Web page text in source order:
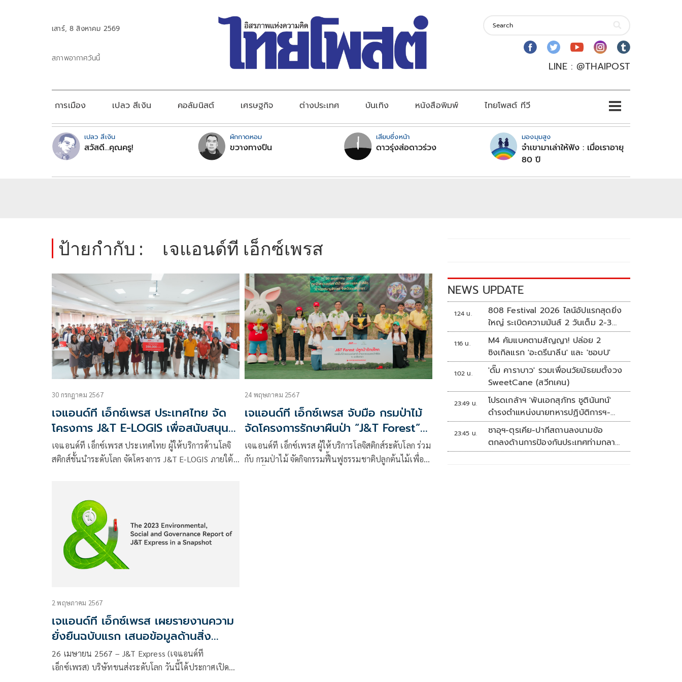
เสาร์, 8 สิงหาคม 2569
สภาพอากาศวันนี้
LINE : @THAIPOST
การเมือง เปลว สีเงิน คอลัมนิสต์ เศรษฐกิจ ต่างประเทศ บันเทิง หนังสือพิมพ์ ไทยโพสต์ ทีวี
เปลว สีเงิน
สวัสดี...คุณครู!
ผักกาดหอม
ขวางทางปืน
เสียบซึ่งหน้า
ดาวรุ่งส่อดาวร่วง
มองมุมสูง
จำเขามาเล่าให้ฟัง : เมื่อเราอายุ
80 ปี
ป้ายกำกับ : เจแอนด์ที เอ็กซ์เพรส
30 กรกฎาคม 2567
เจแอนด์ที เอ็กซ์เพรส ประเทศไทย จัด
โครงการ J&T E-LOGIS เพื่อสนับสนุน
ทุนศึกษาแก่นักศึกษาเรียนดี
เจแอนด์ที เอ็กซ์เพรส ประเทศไทย ผู้ให้บริการด้านโลจิ
สติกส์ชั้นนำระดับโลก จัดโครงการ J&T E-LOGIS ภายใต้
24 พฤษภาคม 2567
เจแอนด์ที เอ็กซ์เพรส จับมือ กรมป่าไม้
จัดโครงการรักษาผืนป่า “J&T Forest”
สร้างการตระหนักถึงความสำคัญของการ
ดูแลสิ่งแวดล้อม
เจแอนด์ที เอ็กซ์เพรส ผู้ให้บริการโลจิสติกส์ระดับโลก ร่วม
กับ กรมป่าไม้ จัดกิจกรรมฟื้นฟูธรรมชาติปลูกต้นไม้เพื่อ
2 พฤษภาคม 2567
เจแอนด์ที เอ็กซ์เพรส เผยรายงานความ
ยั่งยืนฉบับแรก เสนอข้อมูลด้านสิ่ง
แวดล้อม สังคม และการกำกับดูแล ผลัก
ดันการดำเนินงานอันเป็นมิตรต่อสิ่ง
26 เมษายน 2567 – J&T Express (เจแอนด์ที
เอ็กซ์เพรส) บริษัทขนส่งระดับโลก วันนี้ได้ประกาศเปิดตัว
NEWS UPDATE
1:24 น.
808 Festival 2026 ไลน์อัปแรกสุดยิ่ง
ใหญ่ ระเบิดความมันส์ 2 วันเต็ม 2-3
ต.ค.นี้
1:16 น.
M4 คัมแบคตามสัญญา! ปล่อย 2
ซิงเกิลแรก 'อะดรีนาลีน' และ 'ชอบU'
1:02 น.
'ดั๊ม คาราบาว' รวมเพื่อนวัยมัธยมตั้งวง
SweetCane (สวีทเคน)
23:49 น.
โปรดเกล้าฯ 'พันเอกสุภัทร ชูตินันทน์'
ดำรงตำแหน่งนายทหารปฏิบัติการฯ-
พระราชทานยศ 'พลตรี'
23:45 น.
ซาอุฯ-ตุรเคีย-ปากีสถานลงนามข้อ
ตกลงด้านการป้องกันประเทศท่ามกลาง
สงครามในภูมิภาค